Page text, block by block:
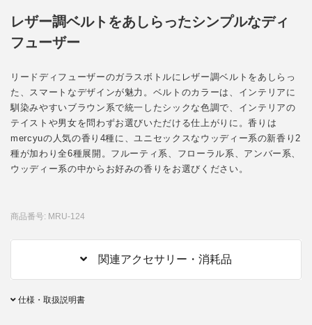
レザー調ベルトをあしらったシンプルなディ
フューザー
リードディフューザーのガラスボトルにレザー調ベルトをあしらっ
た、スマートなデザインが魅力。ベルトのカラーは、インテリアに
馴染みやすいブラウン系で統一したシックな色調で、インテリアの
テイストや男女を問わずお選びいただける仕上がりに。香りは
mercyuの人気の香り4種に、ユニセックスなウッディー系の新香り2
種が加わり全6種展開。フルーティ系、フローラル系、アンバー系、
ウッディー系の中からお好みの香りをお選びください。
商品番号: MRU-124
関連アクセサリー・消耗品
仕様・取扱説明書